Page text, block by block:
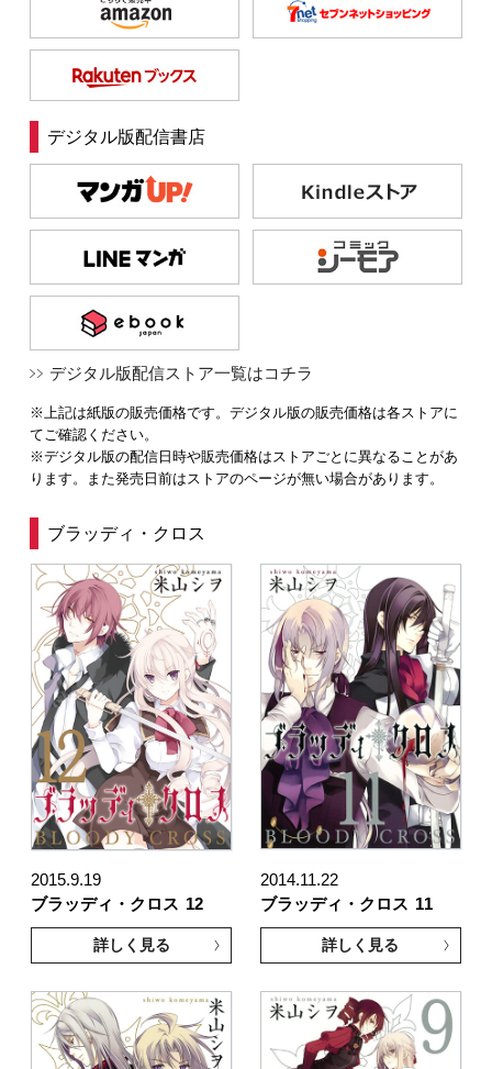
デジタル版配信書店
デジタル版配信ストア一覧はコチラ
※上記は紙版の販売価格です。デジタル版の販売価格は各ストアに
てご確認ください。
※デジタル版の配信日時や販売価格はストアごとに異なることがあ
ります。また発売日前はストアのページが無い場合があります。
ブラッディ・クロス
2015.9.19
ブラッディ・クロス 12
詳しく見る
2014.11.22
ブラッディ・クロス 11
詳しく見る